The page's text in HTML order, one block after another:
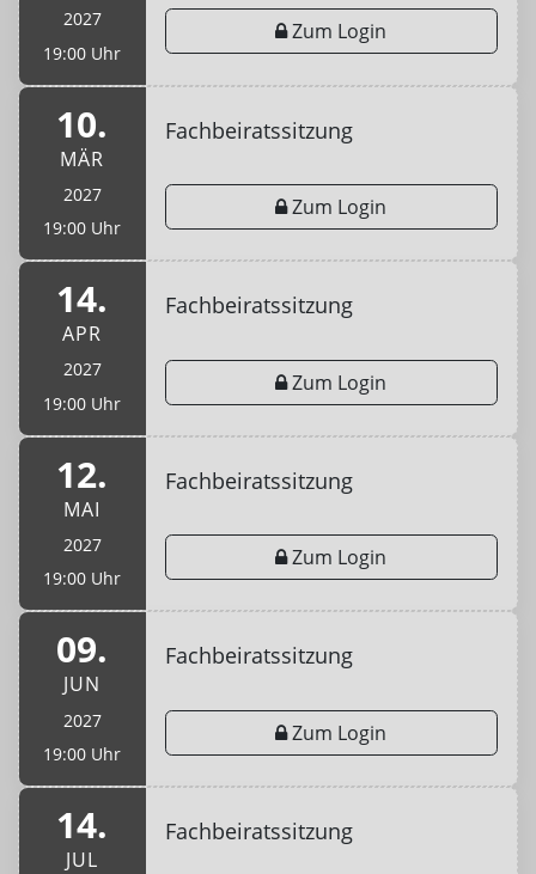
2027
19:00 Uhr
Zum Login
10.
MÄR
2027
19:00 Uhr
Fachbeiratssitzung
Zum Login
14.
APR
2027
19:00 Uhr
Fachbeiratssitzung
Zum Login
12.
MAI
2027
19:00 Uhr
Fachbeiratssitzung
Zum Login
09.
JUN
2027
19:00 Uhr
Fachbeiratssitzung
Zum Login
14.
JUL
Fachbeiratssitzung